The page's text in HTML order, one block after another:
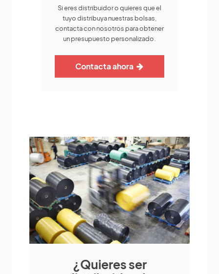
Si eres distribuidor o quieres que el
tuyo distribuya nuestras bolsas,
contacta con nosotros para obtener
un presupuesto personalizado.
Contacta ahora
¿Quieres ser